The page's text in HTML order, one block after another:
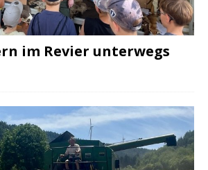
im Revier unterwegs